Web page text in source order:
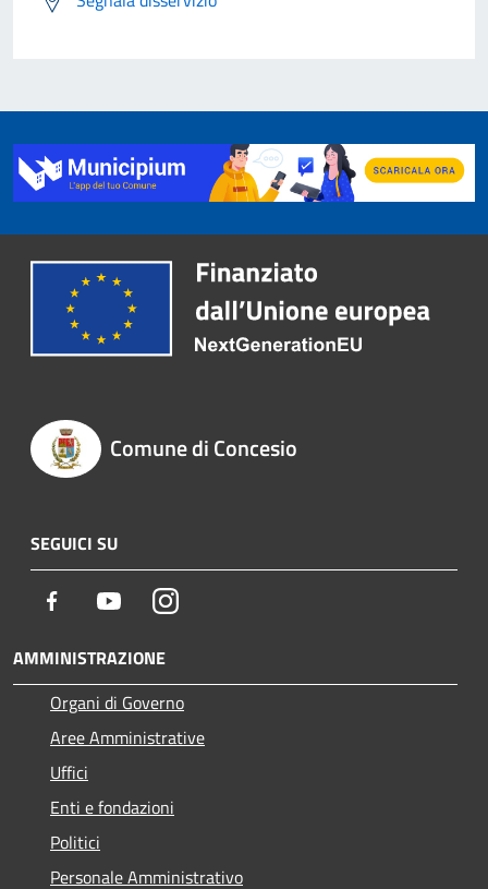
Comune di Concesio
SEGUICI SU
Facebook YoutubeInstagram
AMMINISTRAZIONE
Organi di Governo
Aree Amministrative
Uffici
Enti e fondazioni
Politici
Personale Amministrativo